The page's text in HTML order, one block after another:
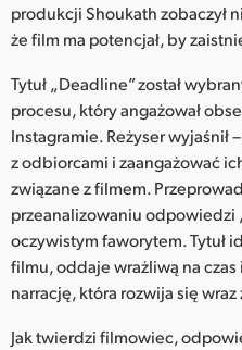
produkcji Shoukath zobaczył
że film ma potencjał, by
Tytuł „Deadline” został
procesu, który angażował
Instagramie. Reżyser wyjaśnił
z odbiorcami i zaangażować
związane z filmem.
przeanalizowaniu odpowiedzi
oczywistym faworytem. Tytuł
filmu, oddaje wrażliwą na
narrację, która rozwija się wraz
Jak twierdzi filmowiec,